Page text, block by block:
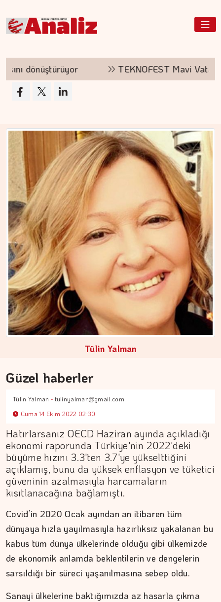
TEKNOFEST Mavi Vatan kayıtları açıldı
Tülin Yalman
Güzel haberler
Tülin Yalman - tulinyalman@gmail.com
Cuma 14 Ekim 2022 02:30
Hatırlarsanız OECD Haziran ayında açıkladığı
ekonomi raporunda Türkiye'nin 2022'deki
büyüme hızını 3.3'ten 3.7'ye yükselttiğini
açıklamış, bunu da yüksek enflasyon ve tüketici
güveninin azalmasıyla harcamaların
kısıtlanacağına bağlamıştı.
Covid’in 2020 Ocak ayından an itibaren tüm
dünyaya hızla yayılmasıyla hazırlıksız yakalanan bu
kabus tüm dünya ülkelerinde olduğu gibi ülkemizde
de ekonomik anlamda beklentilerin ve dengelerin
sarsıldığı bir süreci yaşanılmasına sebep oldu.
Sanayi ülkelerine baktığımızda az hasarla çıkma
MEZİN DEDEYİ
194 yıl yaşayacakmışız...…
DR. TANER EKİNCİ
Nefes, agni ve içsel denge